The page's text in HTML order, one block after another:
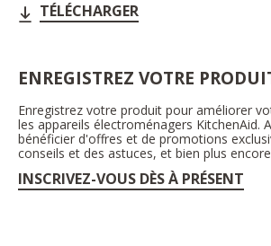
TÉLÉCHARGER
ENREGISTREZ VOTRE
Enregistrez votre produit pour améliorer
les appareils électroménagers KitchenAid.
bénéficier d'offres et de promotions
conseils et des astuces, et bien plus
INSCRIVEZ-VOUS DÈS À PRÉSENT